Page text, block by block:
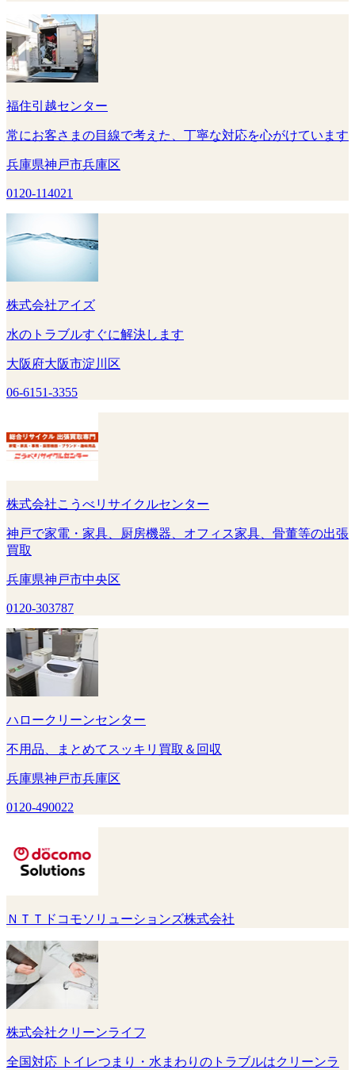
福住引越センター
常にお客さまの目線で考えた、丁寧な対応を心がけています
兵庫県神戸市兵庫区
0120-114021
株式会社アイズ
水のトラブルすぐに解決します
大阪府大阪市淀川区
06-6151-3355
株式会社こうべリサイクルセンター
神戸で家電・家具、厨房機器、オフィス家具、骨董等の出張
買取
兵庫県神戸市中央区
0120-303787
ハロークリーンセンター
不用品、まとめてスッキリ買取＆回収
兵庫県神戸市兵庫区
0120-490022
ＮＴＴドコモソリューションズ株式会社
株式会社クリーンライフ
全国対応 トイレつまり・水まわりのトラブルはクリーンラ